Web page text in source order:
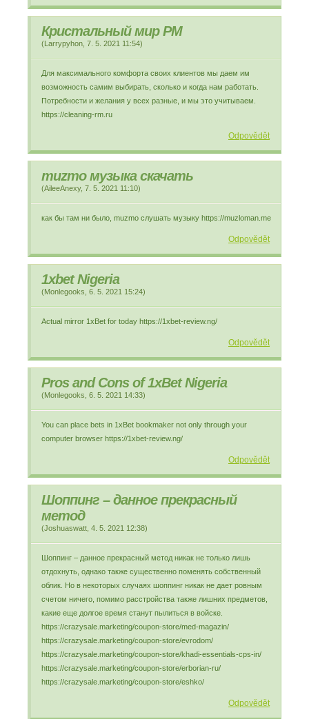
Кристальный мир РМ
(Larrypyhon 7. 5. 2021 11:54)
Для максимального комфорта своих клиентов мы даем им
возможность самим выбирать, сколько и когда нам работать.
Потребности и желания у всех разные, и мы это учитываем.
https://cleaning-rm.ru
Odpovědět
muzmo музыка скачать
(AileeAnexy, 7. 5. 2021 11:10)
как бы там ни было, muzmo слушать музыку https://muzloman.me
Odpovědět
1xbet Nigeria
(Monlegooks 6. 5. 2021 15:24)
Actual mirror 1xBet for today https://1xbet-review.ng/
Odpovědět
Pros and Cons of 1xBet Nigeria
(Monlegooks 6. 5. 2021 14:33)
You can place bets in 1xBet bookmaker not only through your
computer browser https://1xbet-review.ng/
Odpovědět
Шоппинг – данное прекрасный
метод
(Joshuaswatt 4. 5. 2021 12:38)
Шоппинг – данное прекрасный метод никак не только лишь
отдохнуть, однако также существенно поменять собственный
облик. Но в некоторых случаях шоппинг никак не дает ровным
счетом ничего, помимо расстройства также лишних предметов,
какие еще долгое время станут пылиться в войске.
https://crazysale.marketing/coupon-store/med-magazin/
https://crazysale.marketing/coupon-store/evrodom/
https://crazysale.marketing/coupon-store/khadi-essentials-cps-in/
https://crazysale.marketing/coupon-store/erborian-ru/
https://crazysale.marketing/coupon-store/eshko/
Odpovědět